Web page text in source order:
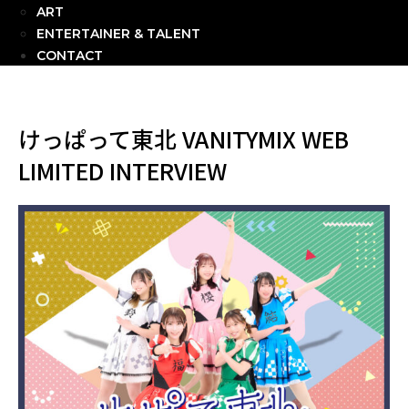
ART
ENTERTAINER & TALENT
CONTACT
けっぱって東北 VANITYMIX WEB
LIMITED INTERVIEW